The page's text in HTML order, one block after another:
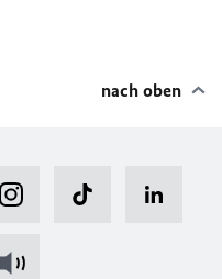
nach oben